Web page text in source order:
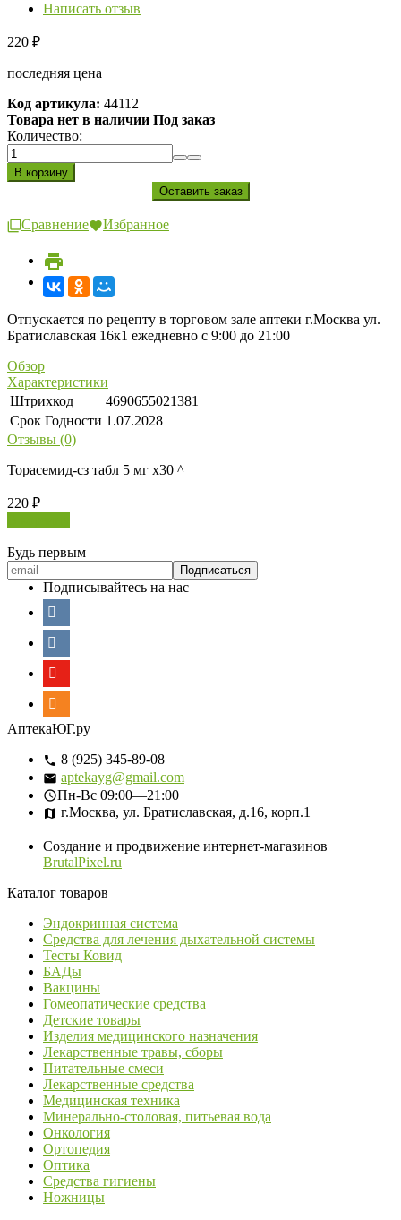
Написать отзыв
220 ₽
последняя цена
Код артикула: 44112
Товара нет в наличии Под заказ
Количество:
Сравнение Избранное
Отпускается по рецепту в торговом зале аптеки г.Москва ул.
Братиславская 16к1 ежедневно с 9:00 до 21:00
Обзор
Характеристики
Штрихкод
4690655021381
Срок Годности 1.07.2028
Отзывы (0)
Торасемид-сз табл 5 мг х30 ^
220 ₽
Будь первым
Подписывайтесь на нас
АптекаЮГ.ру
8 (925) 345-89-08
aptekayg@gmail.com
Пн-Вс 09:00—21:00
г.Москва, ул. Братиславская, д.16, корп.1
Создание и продвижение интернет-магазинов
BrutalPixel.ru
Каталог товаров
Эндокринная система
Средства для лечения дыхательной системы
Тесты Ковид
БАДы
Вакцины
Гомеопатические средства
Детские товары
Изделия медицинского назначения
Лекарственные травы, сборы
Питательные смеси
Лекарственные средства
Медицинская техника
Минерально-столовая, питьевая вода
Онкология
Ортопедия
Оптика
Средства гигиены
Ножницы